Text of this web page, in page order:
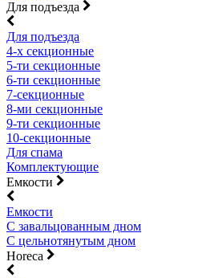
Для подъезда
Для подъезда
4-х секционные
5-ти секционные
6-ти секционные
7-секционные
8-ми секционные
9-ти секционные
10-секционные
Для спама
Комплектующие
Емкости
Емкости
С завальцованным дном
С цельнотянутым дном
Horeca